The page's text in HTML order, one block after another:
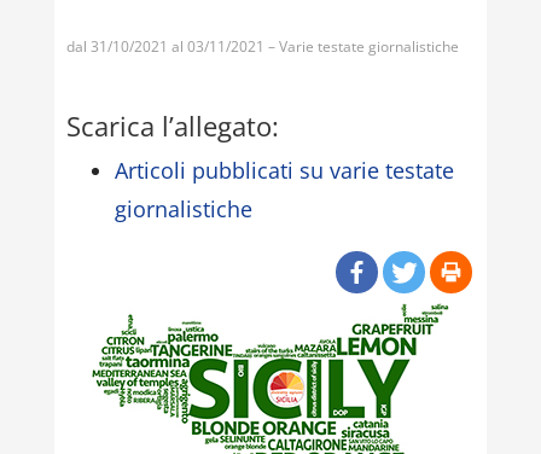
dal 31/10/2021 al 03/11/2021 – Varie testate giornalistiche
Scarica l’allegato:
Articoli pubblicati su varie testate
giornalistiche